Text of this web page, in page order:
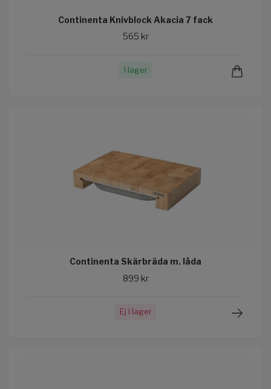
Continenta Knivblock Akacia 7 fack
565 kr
I lager
Continenta Skärbräda m. låda
899 kr
Ej i lager